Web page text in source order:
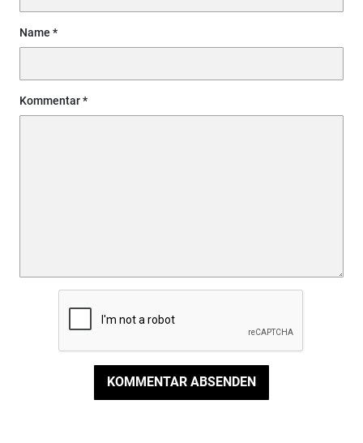
Name
Kommentar
KOMMENTAR ABSENDEN